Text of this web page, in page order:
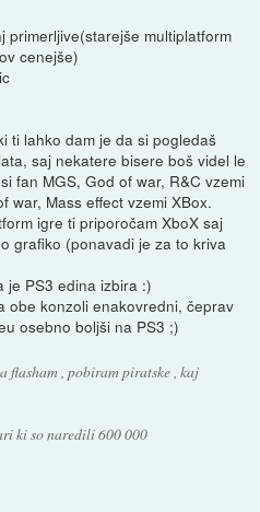
primerljive(starejše multiplatform
cenejše)
ti lahko dam je da si pogledaš
saj nekatere bisere boš videl le
fan MGS, God of war, R&C vzemi
war, Mass effect vzemi XBox.
igre ti priporočam XboX saj
grafiko (ponavadi je za to kriva
je PS3 edina izbira :)
obe konzoli enakovredni, čeprav
osebno boljši na PS3 ;)
flasham , pobiram piratske , kaj
ki so naredili 600 000